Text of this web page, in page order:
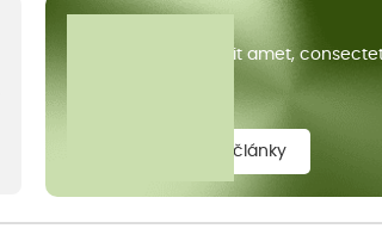
Lorem ipsum dolor sit amet,
zobrazit všechny články